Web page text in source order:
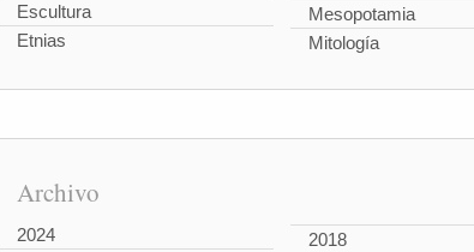
Escultura
Etnias
Mesopotamia
Mitología
Archivo
2024 2018